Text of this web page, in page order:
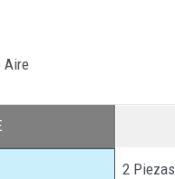
Aire
2 Piezas